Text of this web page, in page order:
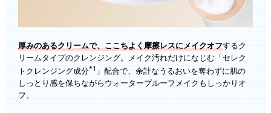
厚みのあるクリームで、ここちよく摩擦レスにメイクオフするク
リームタイプのクレンジング。メイク汚れだけになじむ「セレク
トクレンジング成分*1 」配合で、余計なうるおいを奪わずに肌の
しっとり感を保ちながらウォータープルーフメイクもしっかりオ
フ。